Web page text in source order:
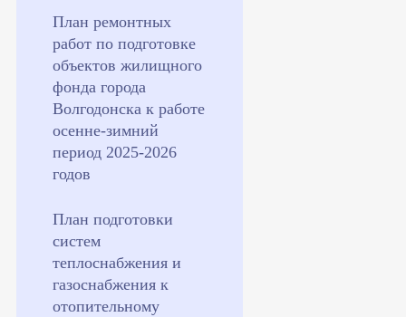
План ремонтных
работ по подготовке
объектов жилищного
фонда города
Волгодонска к работе
осенне-зимний
период 2025-2026
годов
План подготовки
систем
теплоснабжения и
газоснабжения к
отопительному